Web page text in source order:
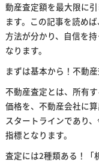
動産査定額を最大限に
ます。この記事を読め
方法が分かり、自信を
なります。
まずは基本から！不動
不動産査定とは、所有
価格を、不動産会社に
スタートラインであり
指標となります。
査定には2種類ある！「